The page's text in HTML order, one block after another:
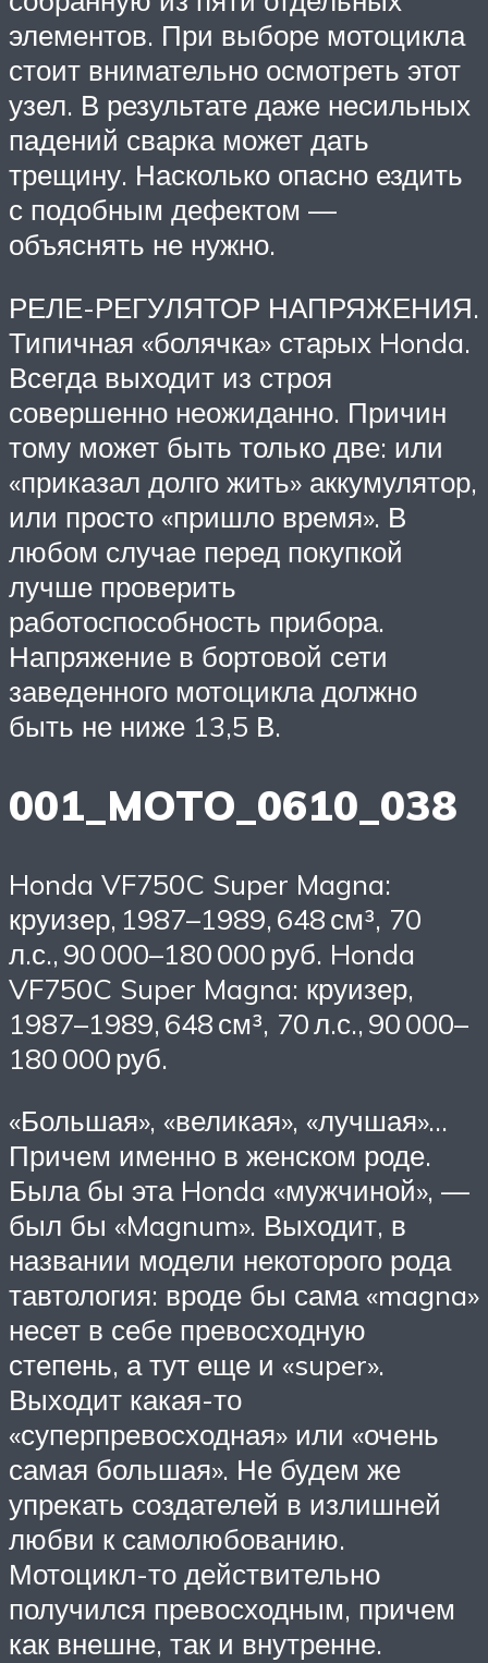
элементов. При выборе мотоцикла
стоит внимательно осмотреть этот
узел. В результате даже несильных
падений сварка может дать
трещину. Насколько опасно ездить
с подобным дефектом —
объяснять не нужно.
РЕЛЕ-РЕГУЛЯТОР НАПРЯЖЕНИЯ.
Типичная «болячка» старых Honda.
Всегда выходит из строя
совершенно неожиданно. Причин
тому может быть только две: или
«приказал долго жить» аккумулятор,
или просто «пришло время». В
любом случае перед покупкой
лучше проверить
работоспособность прибора.
Напряжение в бортовой сети
заведенного мотоцикла должно
быть не ниже 13,5 В.
001_MOTO_0610_038
Honda VF750C Super Magna:
круизер, 1987–1989, 648 см³, 70
л.с., 90 000–180 000 руб. Honda
VF750C Super Magna: круизер,
1987–1989, 648 см³, 70 л.с., 90 000–
180 000 руб.
«Большая», «великая», «лучшая»…
Причем именно в женском роде.
Была бы эта Honda «мужчиной», —
был бы «Magnum». Выходит, в
названии модели некоторого рода
тавтология: вроде бы сама «magna»
несет в себе превосходную
степень, а тут еще и «super».
Выходит какая-то
«суперпревосходная» или «очень
самая большая». Не будем же
упрекать создателей в излишней
любви к самолюбованию.
Мотоцикл-то действительно
получился превосходным, причем
как внешне, так и внутренне.